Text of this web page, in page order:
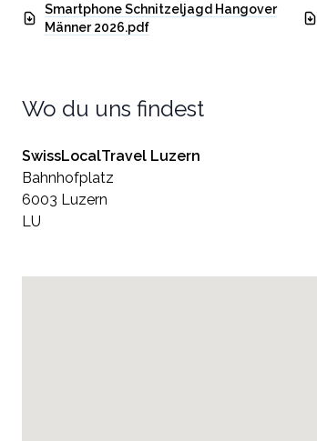
Smartphone Schnitzeljagd Hangover
Männer 2026.pdf
Wo du uns findest
SwissLocalTravel Luzern
Bahnhofplatz
6003 Luzern
LU